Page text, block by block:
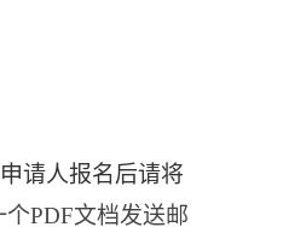
请人报名后请将
个PDF文档发送邮